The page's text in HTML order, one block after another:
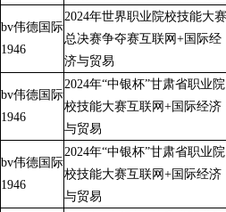
bv伟德国际
1946
2024年世界职业院校技能大赛
总决赛争夺赛互联网+国际经
济与贸易
bv伟德国际
1946
2024年“中银杯”甘肃省职业院
校技能大赛互联网+国际经济
与贸易
bv伟德国际
1946
2024年“中银杯”甘肃省职业院
校技能大赛互联网+国际经济
与贸易